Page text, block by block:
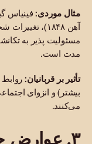
مثال موردی:فینیاس
آهن ۱۸۴۸)،
مسئولیت پذیر به
مدت است.
تأثیر بر قربانیان:
بیشتر) و انزوای
می‌کنند.
۳. عوارض جسمی